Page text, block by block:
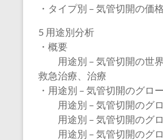
・タイプ別 – 気管切開の価
5 用途別分析
・概要
用途別 – 気管切開の世界
救急治療、治療
・用途別 – 気管切開のグロ
用途別 – 気管切開のグロ
用途別 – 気管切開のグロ
用途別 – 気管切開のグロ